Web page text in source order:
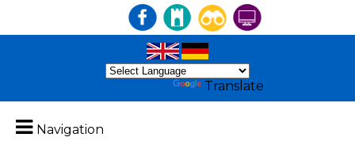
Translate
Navigation